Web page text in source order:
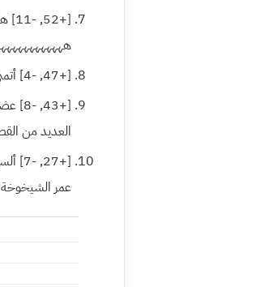
[+47, -4] أتمنى لو يظهرن على برنامج “الأخوة المدركون”
العديد من
عمر